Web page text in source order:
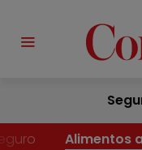
Alimentos